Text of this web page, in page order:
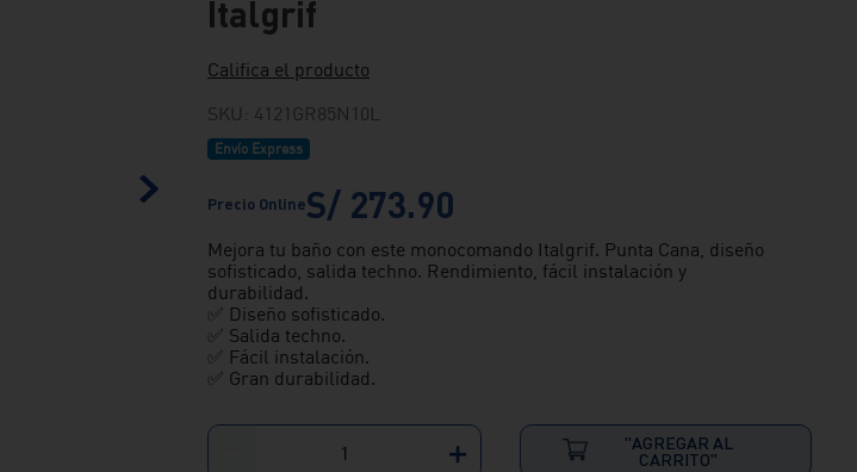
Italgrif
Califica el producto
SKU : 4121GR85N10L
Envío Express
S/ 273.90
Mejora tu baño con este monocomando Italgrif. Punta Cana, diseño
sofisticado, salida techno. Rendimiento, fácil instalación y
durabilidad.
✅ Diseño sofisticado.
✅ Salida techno.
✅ Fácil instalación.
✅ Gran durabilidad.
＋ "AGREGAR AL
CARRITO"